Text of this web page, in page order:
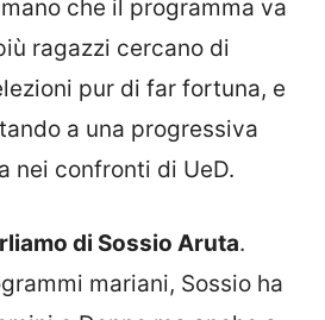
che il programma va
ragazzi cercano di
pur di far fortuna, e
a una progressiva
nei confronti di UeD.
di Sossio Aruta.
mariani, Sossio ha